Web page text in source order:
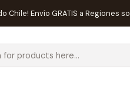
Chile! Envío GRATIS a Regiones
Juegos de Mesa